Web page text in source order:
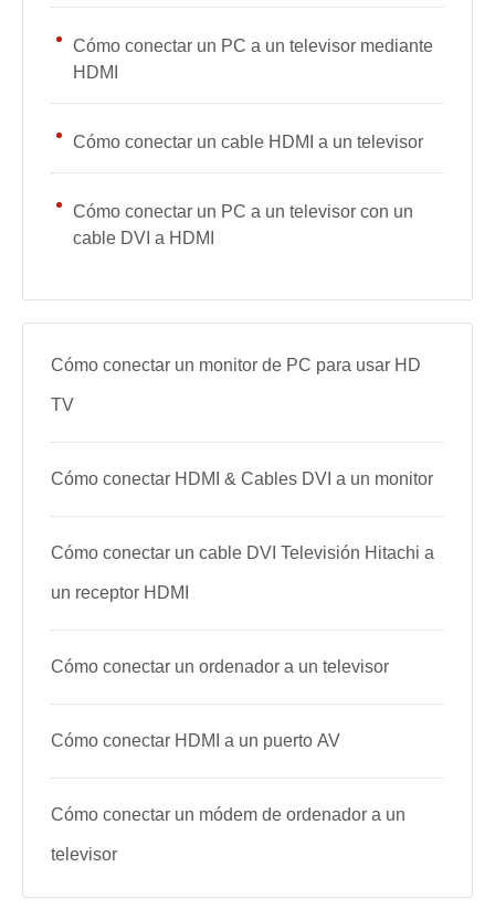
Cómo conectar un PC a un televisor mediante
HDMI
Cómo conectar un cable HDMI a un televisor
Cómo conectar un PC a un televisor con un
cable DVI a HDMI
Cómo conectar un monitor de PC para usar HD
TV
Cómo conectar HDMI & Cables DVI a un monitor
Cómo conectar un cable DVI Televisión Hitachi a
un receptor HDMI
Cómo conectar un ordenador a un televisor
Cómo conectar HDMI a un puerto AV
Cómo conectar un módem de ordenador a un
televisor